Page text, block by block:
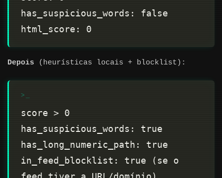
Depois (heurísticas locais + blocklist):
in_feed_blocklist: true (se o